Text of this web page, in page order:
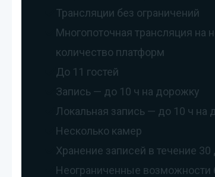
Трансляции без ограничений
Многопоточная трансляция на
количество платформ
До 11 гостей
Запись — до 10 ч на дорожку
Локальная запись — до 10 ч на
Несколько камер
Хранение записей в течение 30
Неограниченные возможности